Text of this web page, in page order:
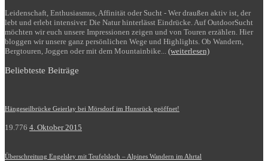
Leidenschaft, Enthusiasmus, Affinität oder Sucht - Wer draußen aktiv ist, der
lebt und erlebt intensiver. Die Natur hinterlässt Eindrücke. Auf OutdoorSucht
möchten wir euch unsere Impressionen zeigen und von Touren erzählen. Hier
bloggen wir unsere ganz persönlichen Wege und Highlights. Ob Wandern,
Bergtouren, Joggen oder mit dem Mountainbike... (weiterlesen)
Beliebteste Beiträge
Hängeseilbrücke Geierlay bei Mörsdorf im Hunsrück geöffnet!
19.776 4. Oktober 2015
Überschreitung Engelsley mit Teufelsloch – Alpines Wandern im Ahrtal